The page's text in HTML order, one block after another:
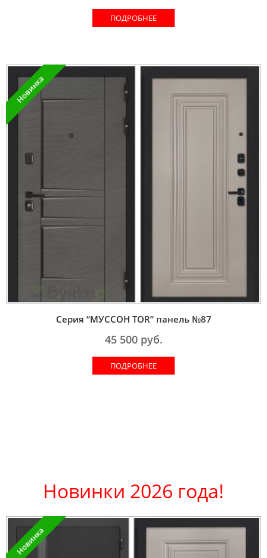
ПОДРОБНЕЕ
Новинка
Серия “МУССОН TOR” панель №87
45 500руб.
ПОДРОБНЕЕ
Новинки 2026 года!
Новинка